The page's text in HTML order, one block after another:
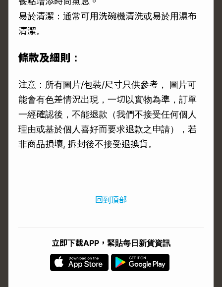
易於清潔：通常可用洗碗機清洗或易於用濕布
清潔。
條款及細則：
注意：所有圖片/包裝/尺寸只供參考， 圖片可
能會有色差情況出現，一切以實物為準，訂單
一經確認後，不能退款（我們不接受任何個人
理由或基於個人喜好而要求退款之申請），若
非商品損壞, 拆封後不接受退換貨。
回到頂部
立即下載APP，緊貼每日新貨資訊